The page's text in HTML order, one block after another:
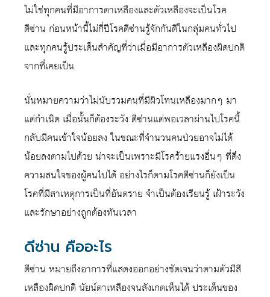
ไม่ใช่ทุกคนที่มีอาการตาเหลืองและตัวเหลืองจะเป็นโรค
ดีซ่าน ก่อนหน้านี้ไม่กี่ปีโรคดีซ่านรู้จักกันดีในกลุ่มคนทั่วไป
และทุกคนรู้ประเด็นสำคัญที่ว่าเมื่อมีอาการตัวเหลืองผิดปกติ
จากที่เคยเป็น
นั่นหมายความว่าไม่นับรวมคนที่มีผิวโทนเหลืองมากๆ มา
แต่กำเนิด เมื่อนั้นก็ต้องระวัง ดีซ่านแต่พอเวลาผ่านไปโรคนี้
กลับมีคนเข้าใจน้อยลง ในขณะที่จำนวนคนป่วยอาจไม่ได้
น้อยลงตามไปด้วย น่าจะเป็นเพราะมีโรคร้ายแรงอื่นๆ ที่ดึง
ความสนใจของผู้คนไปได้ อย่างไรก็ตามโรคดีซ่านก็ยังเป็น
โรคที่มีสาเหตุการเป็นที่อันตราย จำเป็นต้องเรียนรู้ เฝ้าระวัง
และรักษาอย่างถูกต้องทันเวลา
ดีซ่าน คืออะไร
ดีซ่าน หมายถึงอาการที่แสดงออกอย่างชัดเจนว่าตามตัวมีสี
เหลืองผิดปกติ นัยน์ตาเหลืองจนสังเกตเห็นได้ ประเด็นของ